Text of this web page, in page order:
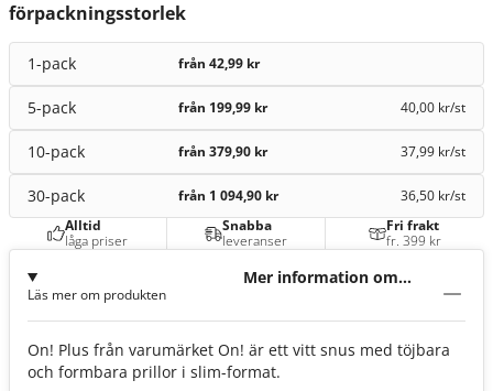
förpackningsstorlek
1-pack från 42,99 kr
5-pack från 199,99 kr 40,00 kr/st
10-pack från 379,90 kr 37,99 kr/st
30-pack från 1 094,90 kr 36,50 kr/st
Alltid
låga priser
Snabba
leveranser
Fri frakt
fr. 399 kr
Mer information om
Läs mer om produkten
On! Plus från varumärket On! är ett vitt snus med töjbara
och formbara prillor i slim-format.